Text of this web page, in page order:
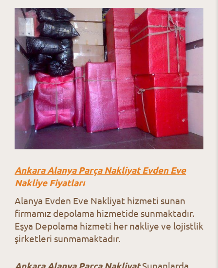
Ankara Alanya Parça Nakliyat Evden Eve
Nakliye Fiyatları
Alanya Evden Eve Nakliyat hizmeti sunan
firmamız depolama hizmetide sunmaktadır.
Eşya Depolama hizmeti her nakliye ve lojistlik
şirketleri sunmamaktadır.
Sunanlarda